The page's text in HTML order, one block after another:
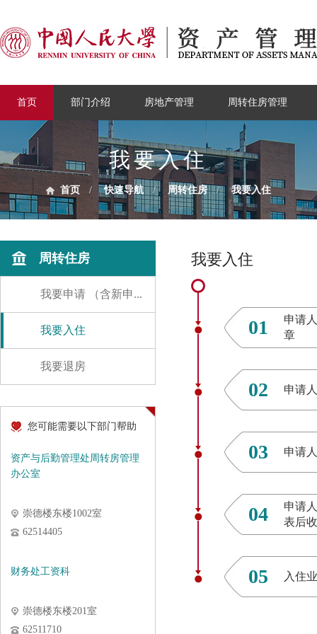
首页 部门介绍 房地产管理 周转住房管理
我要入住
首页 / 快速导航 / 周转住房 / 我要入住
周转住房
我要申请 （含新申...
我要入住
我要退房
您可能需要以下部门帮助
资产与后勤管理处周转房管理
办公室
崇德楼东楼1002室
62514405
财务处工资科
崇德楼东楼201室
62511710
我要入住
01
申请
章
02 申请
03 申请
04
申请
表后
05 入住